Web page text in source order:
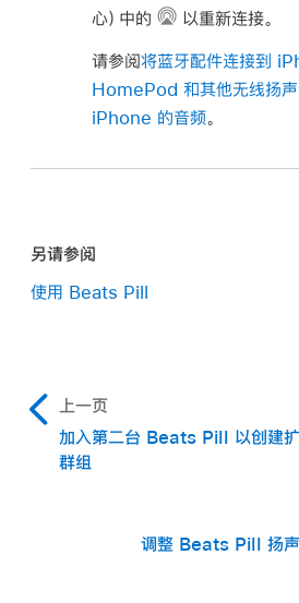
心）中的
以重新连接。
请参阅将蓝牙配件连接到
HomePod 和其他无线扬声
iPhone 的音频。
另请参阅
使用 Beats Pill
上一页
加入第二台 Beats Pill 以创建
群组
调整 Beats Pill 扬声